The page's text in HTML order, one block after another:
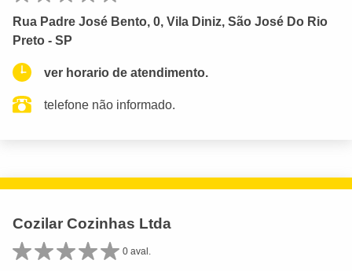
Rua Padre José Bento, 0, Vila Diniz, São José Do Rio
Preto - SP
ver horario de atendimento.
telefone não informado.
Cozilar Cozinhas Ltda
0 aval.